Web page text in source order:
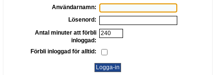
Användarnamn:
Lösenord:
Antal minuter att förbli
inloggad:
Förbli inloggad för alltid: